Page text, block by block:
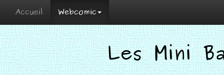
Accueil Webcomic
Les Mini